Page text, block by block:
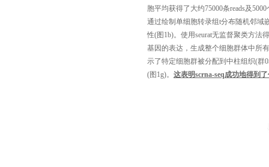
胞平均获得了大约75000条reads及5000
通过绘制单细胞转录组t分布随机邻域
性(图 1b)。使用seurat无监督聚类方法
基因的表达，生成整个细胞群体中所
示了特定细胞群被分配到中柱组织(群0
(图 1g)。 这表明scrna-seq成功地得到